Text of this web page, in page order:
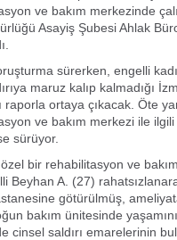
ve bakım merkezinde
Asayiş Şubesi Ahlak
sürerken, engelli
maruz kalıp kalmadığı
raporla ortaya çıkacak. Öte
ve bakım merkezi ile ilgili
sürüyor.
bir rehabilitasyon ve
Beyhan A. (27)
götürülmüş,
bakım ünitesinde
cinsel saldırı emarelerinin